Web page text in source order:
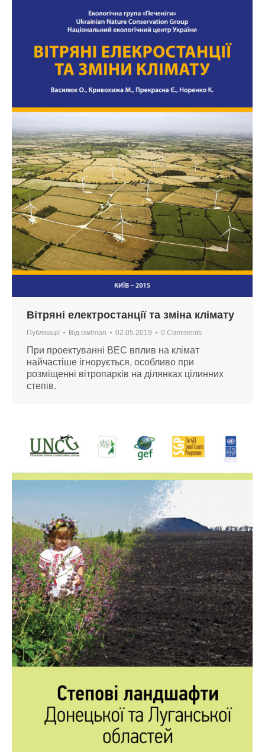
Вітряні електростанції та зміна клімату
Публікації Від owlman 02.05.2019 0 Comments
При проектуванні ВЕС вплив на клімат
найчастіше ігнорується, особливо при
розміщенні вітропарків на ділянках цілинних
степів.